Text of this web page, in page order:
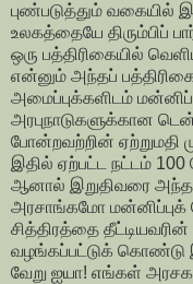
புண்படுத்தும் வகையில்
உலகத்தையே திரும்பிப்
ஒரு பத்திரிகையில்
என்னும் அந்தப்
அமைப்புக்களிடம்
அரபுநாடுகளுக்கான
போன்றவற்றின் ஏற்றுமதி
இதில் ஏற்பட்ட நட்டம்
ஆனால் இறுதிவரை
அரசாங்கமோ
சித்திரத்தை தீட்டியவரின்
வழங்கப்பட்டுக் கொண்டு
வேறு ஐயா! எங்கள்